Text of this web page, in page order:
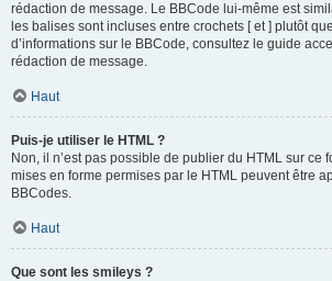
rédaction de message. Le BBCode lui-même est
les balises sont incluses entre crochets [ et ] plutôt
d’informations sur le BBCode, consultez le guide
rédaction de message.
Haut
Puis-je utiliser le HTML ?
Non, il n’est pas possible de publier du HTML sur ce
mises en forme permises par le HTML peuvent être
BBCodes.
Haut
Que sont les smileys ?